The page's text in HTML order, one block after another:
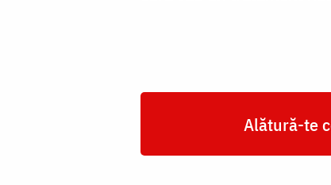
Alătură-te